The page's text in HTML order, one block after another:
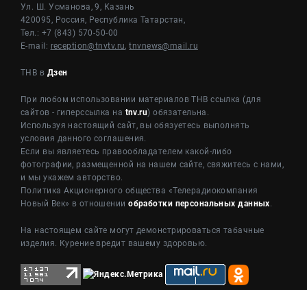
Ул. Ш. Усманова, 9, Казань
420095, Россия, Республика Татарстан,
Тел.: +7 (843) 570-50-00
E-mail: reception@tnvtv.ru,tnvnews@mail.ru
ТНВ в Дзен
При любом использовании материалов ТНВ ссылка (для
сайтов - гиперссылка на tnv.ru) обязательна.
Используя настоящий сайт, вы обязуетесь выполнять
условия данного соглашения.
Если вы являетесь правообладателем какой-либо
фотографии, размещенной на нашем сайте, свяжитесь с нами,
и мы укажем авторство.
Политика Акционерного общества «Телерадиокомпания
Новый Век» в отношенииобработки персональных данных.
На настоящем сайте могут демонстрироваться табачные
изделия. Курение вредит вашему здоровью.